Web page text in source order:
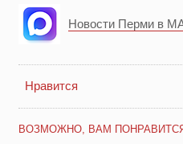
Новости Перми в
Нравится
ВОЗМОЖНО, ВАМ